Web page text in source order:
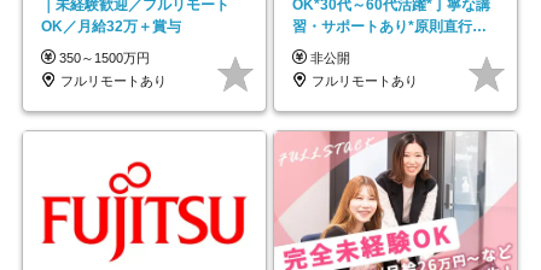
｜未経験歓迎／フルリモート
OK／月給32万＋賞与
350～1500万円
フルリモートあり
OK*30代～60代活躍*丁寧な講
習・サポートあり*原則直行直
帰／全国募集・業務委託
非公開
フルリモートあり